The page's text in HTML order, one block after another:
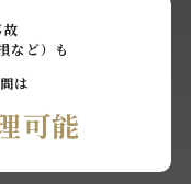
故
など）も
は
可能